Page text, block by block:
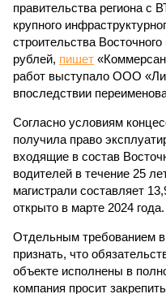
правительства региона с
крупного
строительства
рублей, пишет
работ выступало ООО
впоследствии
Согласно условиям
получила право
входящие в состав
водителей в течение 25
магистрали составляет
открыто в марте 2024 года.
Отдельным требованием в
признать, что
объекте исполнены в
компания просит